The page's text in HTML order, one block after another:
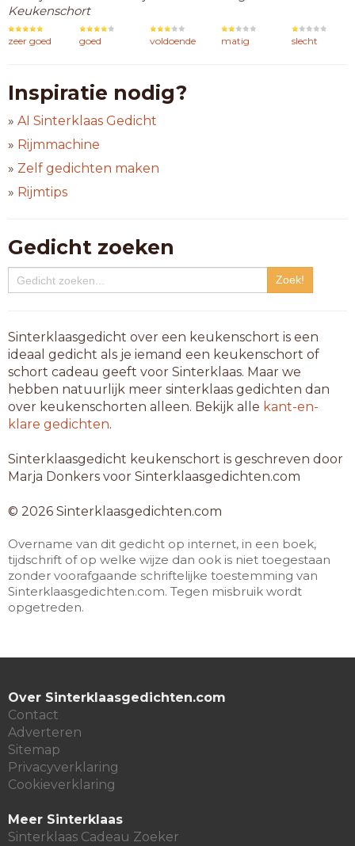
Keukenschort
zeer goed goed voldoende matig slecht
Inspiratie nodig?
» AI Sinterklaas Gedicht
» Rijmmachine
» Zelf gedichten maken
» Rijmtips
Gedicht zoeken
Sinterklaasgedicht over een keukenschort is een
ideaal gedicht als je iemand een keukenschort of
schort cadeau geeft voor Sinterklaas. Maar we
hebben natuurlijk meer sinterklaas gedichten dan
over keukenschorten alleen. Bekijk alle kant-en-
klare gedichten.
Sinterklaasgedicht keukenschort is geschreven door
Marja Donkers voor Sinterklaasgedichten.com
© 2026 Sinterklaasgedichten.com
Overname van dit gedicht op internet, in een boek,
tijdschrift of op welke wijze dan ook is niet toegestaan
zonder voorafgaande schriftelijke toestemming van
Sinterklaasgedichten.com. Tegen misbruik wordt
opgetreden.
Over Sinterklaasgedichten.com
Contact
Adverteren
Sitemap
Privacyverklaring
Cookieverklaring
Meer Sinterklaas
Sinterklaas Cadeau Zoeker